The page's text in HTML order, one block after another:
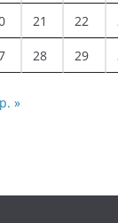
21 22
28 29
»